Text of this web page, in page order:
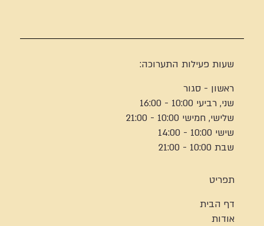
שעות פעילות התערוכה:
ראשון - סגור
שני, רביעי 10:00 - 16:00
שלישי, חמישי 10:00 - 21:00
שישי 10:00 - 14:00
שבת 10:00 - 21:00
תפריט
דף הבית
אודות